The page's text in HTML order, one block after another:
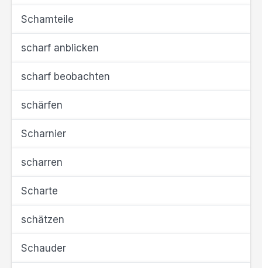
Schamteile
scharf anblicken
scharf beobachten
schärfen
Scharnier
scharren
Scharte
schätzen
Schauder